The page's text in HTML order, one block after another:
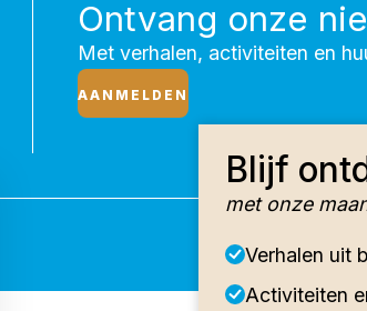
Ontvang onze
Met verhalen, activiteiten en
AANMELDEN
Blijf
met onze
Verhalen uit
Activiteiten